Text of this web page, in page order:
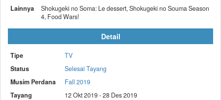
Lainnya
Shokugeki no Soma: Le dessert, Shokugeki no Souma Season
4, Food Wars!
Detail
Tipe
TV
Status
Selesai Tayang
Musim Perdana
Fall 2019
Tayang
12 Okt 2019 - 28 Des 2019